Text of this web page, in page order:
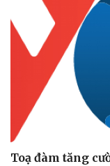
Toạ đàm tăng